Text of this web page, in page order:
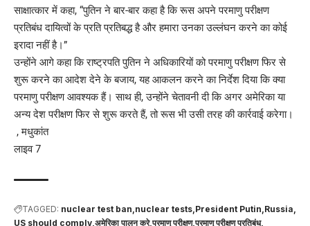
साक्षात्कार में कहा, “पुतिन ने बार-बार कहा है कि रूस अपने परमाणु परीक्षण
प्रतिबंध दायित्वों के प्रति प्रतिबद्ध है और हमारा उनका उल्लंघन करने का कोई
इरादा नहीं है।”
उन्होंने आगे कहा कि राष्ट्रपति पुतिन ने अधिकारियों को परमाणु परीक्षण फिर से
शुरू करने का आदेश देने के बजाय, यह आकलन करने का निर्देश दिया कि क्या
परमाणु परीक्षण आवश्यक हैं। साथ ही, उन्होंने चेतावनी दी कि अगर अमेरिका या
अन्य देश परीक्षण फिर से शुरू करते हैं, तो रूस भी उसी तरह की कार्रवाई करेगा।
, मधुकांत
लाइव 7
TAGGED: nuclear test ban nuclear tests President Putin Russia
US should comply अमेरिका पालन करे परमाणु परीक्षण परमाणु परीक्षण प्रतिबंध